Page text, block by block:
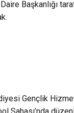
Başkanlığı
Gençlik